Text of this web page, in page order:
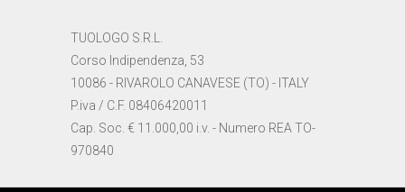
TUOLOGO S.R.L.
Corso Indipendenza, 53
10086 - RIVAROLO CANAVESE (TO) - ITALY
P.iva / C.F. 08406420011
Cap. Soc. € 11.000,00 i.v. - Numero REA TO-
970840